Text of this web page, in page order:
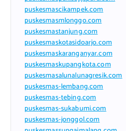
puskesmascikampek.com
puskesmasmlonggo.com
puskesmastanjung.com
puskesmaskotasidoarjo.com
puskesmaskaranganyar.com
puskesmaskupangkota.com
puskesmasalunalunagresik.com
puskesmas-lembang.com
puskesmas-tebing.com
puskesmas-sukabumi.com
puskesmas-jonggol.com